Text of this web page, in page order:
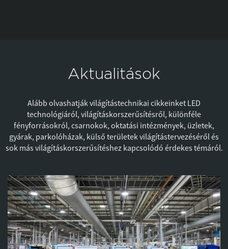
Aktualitások
Alább olvashatják világítástechnikai cikkeinket LED
technológiáról, világításkorszerűsítésről, különféle
fényforrásokról, csarnokok, oktatási intézmények, üzletek,
gyárak, parkolóházak, külső területek világítástervezéséről és
sok más világításkorszerűsítéshez kapcsolódó érdekes témáról.